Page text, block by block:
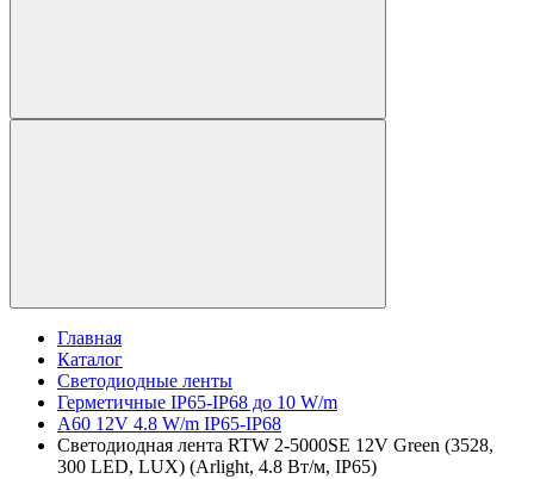
Главная
Каталог
Светодиодные ленты
Герметичные IP65-IP68 до 10 W/m
A60 12V 4.8 W/m IP65-IP68
Светодиодная лента RTW 2-5000SE 12V Green (3528,
300 LED, LUX) (Arlight, 4.8 Вт/м, IP65)